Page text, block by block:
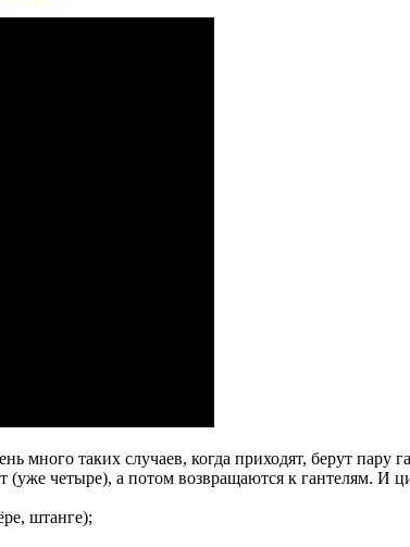
много таких случаев, когда приходят, берут пару
четыре), а потом возвращаются к гантелям. И
штанге);